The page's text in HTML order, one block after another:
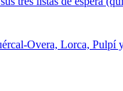
Overa, Lorca, Pulpí